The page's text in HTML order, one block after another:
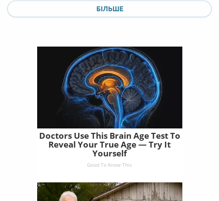
БІЛЬШЕ
Doctors Use This Brain Age Test To
Reveal Your True Age — Try It
Yourself
Good To Know This